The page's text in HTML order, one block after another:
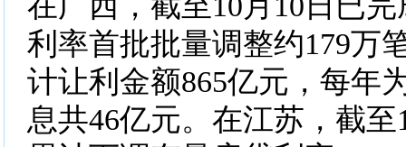
利率首批批量调整约179万
计让利金额865亿元，每年
息共46亿元。在江苏，截至